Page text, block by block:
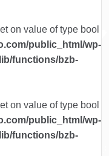
on value of type bool
public_html/wp-
functions/bzb-
on value of type bool
public_html/wp-
functions/bzb-